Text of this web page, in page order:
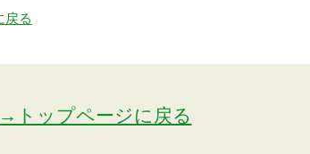
る
→トップページに戻る